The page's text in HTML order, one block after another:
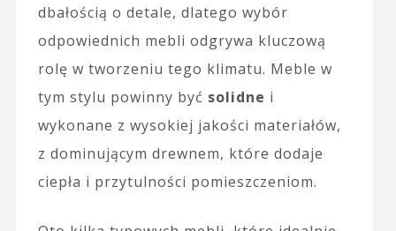
dbałością o detale, dlatego wybór
odpowiednich mebli odgrywa kluczową
rolę w tworzeniu tego klimatu. Meble w
tym stylu powinny być solidne i
wykonane z wysokiej jakości materiałów,
z dominującym drewnem, które dodaje
ciepła i przytulności pomieszczeniom.